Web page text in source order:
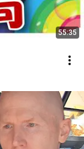
55:35